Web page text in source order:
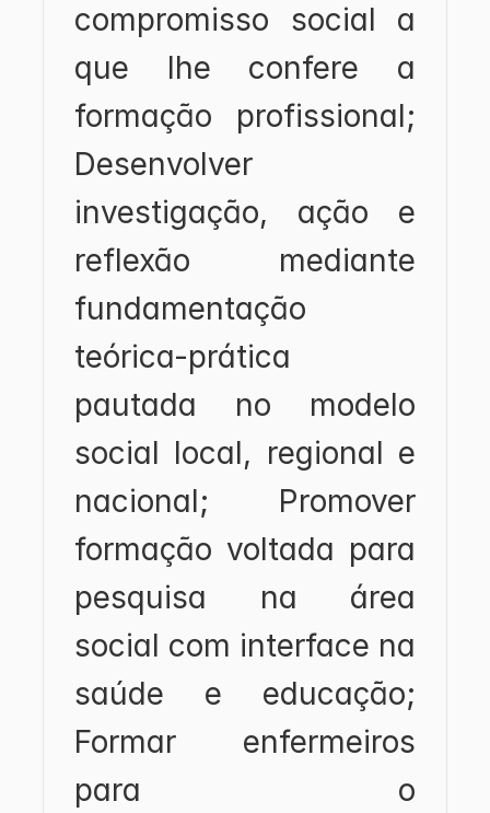
compromisso social a
que lhe confere a
formação profissional;
Desenvolver
investigação, ação e
reflexão mediante
fundamentação
teórica-prática
pautada no modelo
social local, regional e
nacional; Promover
formação voltada para
pesquisa na área
social com interface na
saúde e educação;
Formar enfermeiros
para o